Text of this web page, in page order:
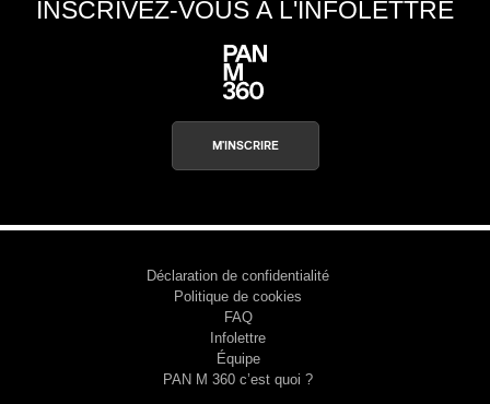
INSCRIVEZ-VOUS À L'INFOLETTRE
M'INSCRIRE
Déclaration de confidentialité
Politique de cookies
FAQ
Infolettre
Équipe
PAN M 360 c’est quoi ?